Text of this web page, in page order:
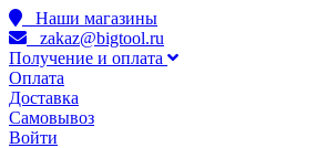
Наши магазины
zakaz@bigtool.ru
Получение и оплата
Оплата
Доставка
Самовывоз
Войти